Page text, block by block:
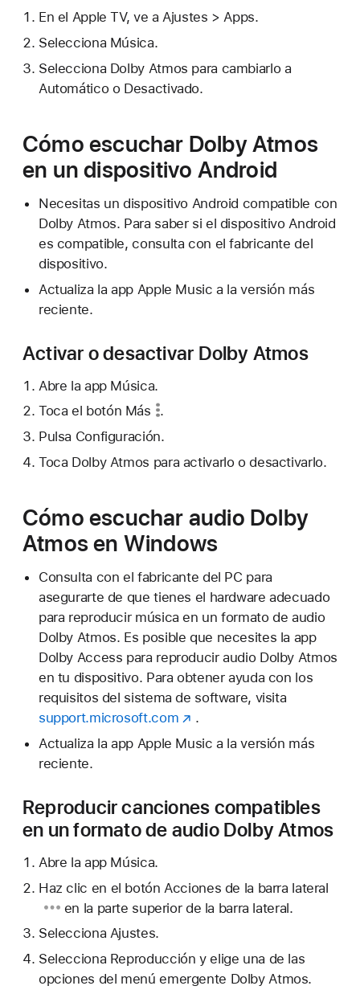
En el Apple TV, ve a Ajustes > Apps.
Selecciona Música.
Selecciona Dolby Atmos para cambiarlo a
Automático o Desactivado.
Cómo escuchar Dolby Atmos
en un dispositivo Android
Necesitas un dispositivo Android compatible con
Dolby Atmos. Para saber si el dispositivo Android
es compatible, consulta con el fabricante del
dispositivo.
Actualiza la app Apple Music a la versión más
reciente.
Activar o desactivar Dolby Atmos
Abre la app Música.
Tocael botón Más .
Pulsa Configuración.
Toca Dolby Atmos para activarlo o desactivarlo.
Cómo escuchar audio Dolby
Atmos en Windows
Consulta con el fabricante del PC para
asegurarte de que tienes el hardware adecuado
para reproducir música en un formato de audio
Dolby Atmos. Es posible que necesites la app
Dolby Access para reproducir audio Dolby Atmos
en tu dispositivo. Para obtener ayuda con los
requisitos del sistema de software, visita
support.microsoft.com
.
Actualiza la app Apple Music a la versión más
reciente.
Reproducir canciones compatibles
en un formato de audio Dolby Atmos
Abre la app Música.
Haz clic en el botón Acciones de la barra lateral
en la parte superior de la barra lateral.
Selecciona Ajustes.
Selecciona Reproducción y elige una de las
opciones del menú emergente Dolby Atmos.